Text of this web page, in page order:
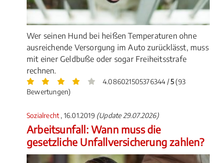
Wer seinen Hund bei heißen Temperaturen ohne
ausreichende Versorgung im Auto zurücklässt, muss
mit einer Geldbuße oder sogar Freiheitsstrafe
rechnen.
4.086021505376344 /5(93
Bewertungen)
Sozialrecht , 16.01.2019 (Update 29.07.2026)
Arbeitsunfall: Wann muss die
gesetzliche Unfallversicherung zahlen?